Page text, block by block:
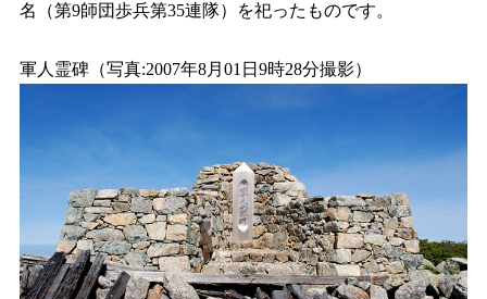
名（第9師団歩兵第35連隊）を祀ったものです。
軍人霊碑（写真:2007年8月01日9時28分撮影）